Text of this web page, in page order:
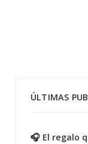
ÚLTIMAS
🎧 El regalo